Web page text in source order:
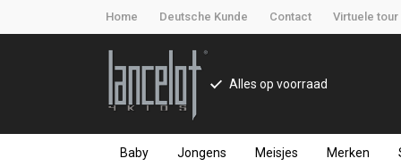
Home Deutsche Kunde Contact Virtuele tour
Alles op voorraad
Baby Jongens Meisjes Merken